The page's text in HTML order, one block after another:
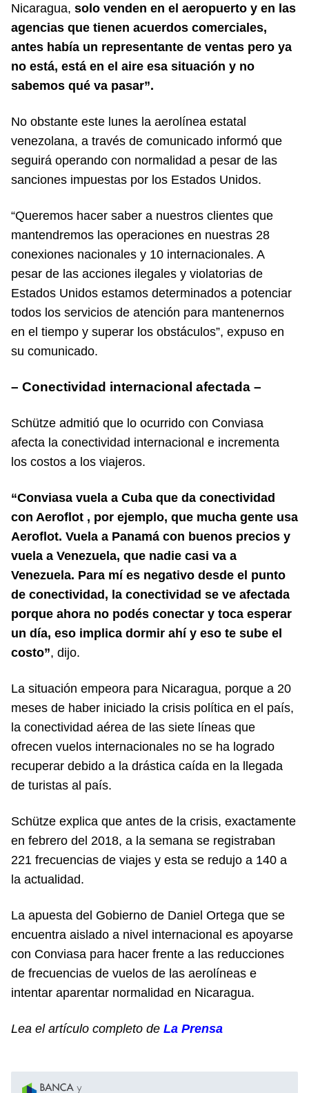
Nicaragua, solo venden en el aeropuerto y en las
agencias que tienen acuerdos comerciales,
antes había un representante de ventas pero ya
no está, está en el aire esa situación y no
sabemos qué va pasar”.
No obstante este lunes la aerolínea estatal
venezolana, a través de comunicado informó que
seguirá operando con normalidad a pesar de las
sanciones impuestas por los Estados Unidos.
“Queremos hacer saber a nuestros clientes que
mantendremos las operaciones en nuestras 28
conexiones nacionales y 10 internacionales. A
pesar de las acciones ilegales y violatorias de
Estados Unidos estamos determinados a potenciar
todos los servicios de atención para mantenernos
en el tiempo y superar los obstáculos”, expuso en
su comunicado.
– Conectividad internacional afectada –
Schütze admitió que lo ocurrido con Conviasa
afecta la conectividad internacional e incrementa
los costos a los viajeros.
“Conviasa vuela a Cuba que da conectividad
con Aeroflot , por ejemplo, que mucha gente usa
Aeroflot. Vuela a Panamá con buenos precios y
vuela a Venezuela, que nadie casi va a
Venezuela. Para mí es negativo desde el punto
de conectividad, la conectividad se ve afectada
porque ahora no podés conectar y toca esperar
un día, eso implica dormir ahí y eso te sube el
costo”, dijo.
La situación empeora para Nicaragua, porque a 20
meses de haber iniciado la crisis política en el país,
la conectividad aérea de las siete líneas que
ofrecen vuelos internacionales no se ha logrado
recuperar debido a la drástica caída en la llegada
de turistas al país.
Schütze explica que antes de la crisis, exactamente
en febrero del 2018, a la semana se registraban
221 frecuencias de viajes y esta se redujo a 140 a
la actualidad.
La apuesta del Gobierno de Daniel Ortega que se
encuentra aislado a nivel internacional es apoyarse
con Conviasa para hacer frente a las reducciones
de frecuencias de vuelos de las aerolíneas e
intentar aparentar normalidad en Nicaragua.
Lea el artículo completo de La Prensa